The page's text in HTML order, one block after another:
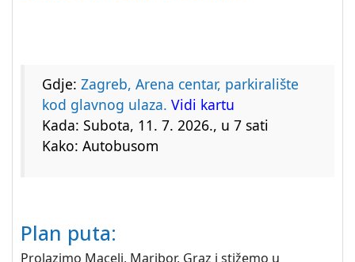
Gdje: Zagreb, Arena centar, parkiralište
kod glavnog ulaza. Vidi kartu
Kada: Subota, 11. 7. 2026., u 7 sati
Kako: Autobusom
Plan puta:
Prolazimo Macelj, Maribor, Graz i stižemo u